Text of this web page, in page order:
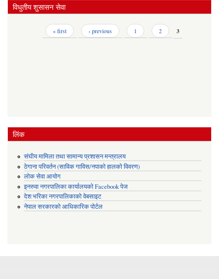
विधुतीय शुसासन सेवा
« first ‹ previous 1 2 3
लिंक
संघीय मामिला तथा सामान्य प्रशासन मन्त्रालय
ठेगाना परिवर्तन (साविक गाविस/नपाको हालको विवरण)
लोक सेवा आयोग
इनरुवा नगरपालिका कार्यालयको Facebook पेज
देश भरिका नगरपालिकाको वेबसाइट
नेपाल सरकारको आधिकारिक पोर्टल